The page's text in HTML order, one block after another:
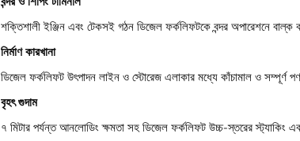
শক্তিশালী ইঞ্জিন এবং টেকসই গঠন ডিজেল ফর্কলিফটকে বন্দর অপারেশনে
নির্মাণ কারখানা
ডিজেল ফর্কলিফট উৎপাদন লাইন ও স্টোরেজ এলাকার মধ্যে কাঁচামাল ও সম্পূর্ণ
বৃহৎ গুদাম
৭ মিটার পর্যন্ত আনলোডিং ক্ষমতা সহ ডিজেল ফর্কলিফট উচ্চ-স্তরের স্ট্যাকিং